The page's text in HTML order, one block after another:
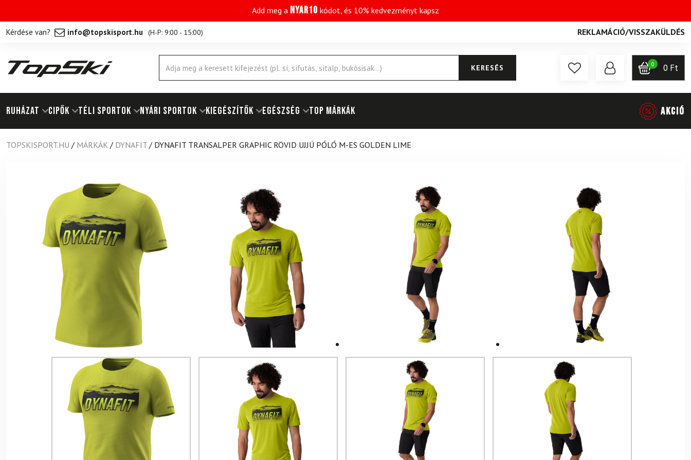
Add meg a NYAR10 kódot, és 10% kedvezményt kapsz
Kérdése van? info@topskisport.hu (H-P: 9:00 - 15:00) REKLAMÁCIÓ/VISSZAKÜLDÉS
Products
search
KERESÉS 0 0 Ft
RUHÁZAT Cipők TÉLI SPORTOK NYÁRI SPORTOK KIEGÉSZÍTŐK EGÉSZSÉG Top márkák AKCIÓ
TOPSKISPORT.HU / MÁRKÁK / DYNAFIT / DYNAFIT TRANSALPER GRAPHIC RÖVID UJJÚ PÓLÓ M-ES GOLDEN LIME